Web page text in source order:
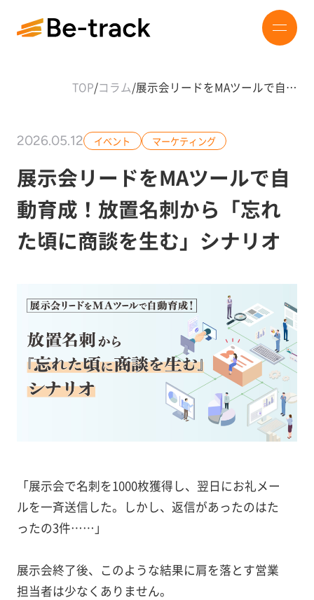
TOP/コラム/展示会リードをMAツールで自…
2026.05.12 イベント マーケティング
展示会リードをMAツールで自
動育成！放置名刺から「忘れ
た頃に商談を生む」シナリオ
「展示会で名刺を1000枚獲得し、翌日にお礼メー
ルを一斉送信した。しかし、返信があったのはた
ったの3件……」
展示会終了後、このような結果に肩を落とす営業
担当者は少なくありません。